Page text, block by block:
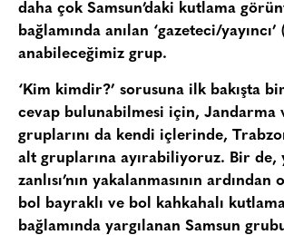
daha çok Samsun’daki kutlama
bağlamında anılan ‘gazeteci/
anabileceğimiz grup.
‘Kim kimdir?’ sorusuna ilk bakışta
cevap bulunabilmesi için, Jandarma
gruplarını da kendi içlerinde,
alt gruplarına ayırabiliyoruz. Bir de,
zanlısı’nın yakalanmasının ardından
bol bayraklı ve bol kahkahalı
bağlamında yargılanan Samsun